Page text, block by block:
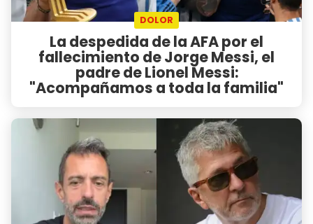
DOLOR
La despedida de la AFA por el
fallecimiento de Jorge Messi, el
padre de Lionel Messi:
"Acompañamos a toda la familia"